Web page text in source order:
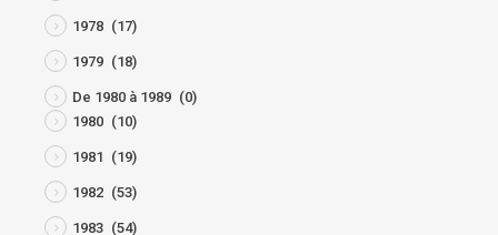
1978 (17)
1979 (18)
De 1980 à 1989 (0)
1980 (10)
1981 (19)
1982 (53)
1983 (54)